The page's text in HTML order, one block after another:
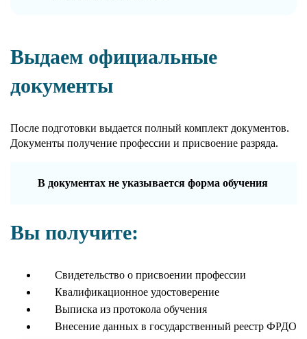
Выдаем официальные
документы
После подготовки выдается полный комплект документов.
Документы получение профессии и присвоение разряда.
В документах не указывается форма обучения
Вы получите:
Свидетельство о присвоении профессии
Квалификационное удостоверение
Выписка из протокола обучения
Внесение данных в государственный реестр ФРДО